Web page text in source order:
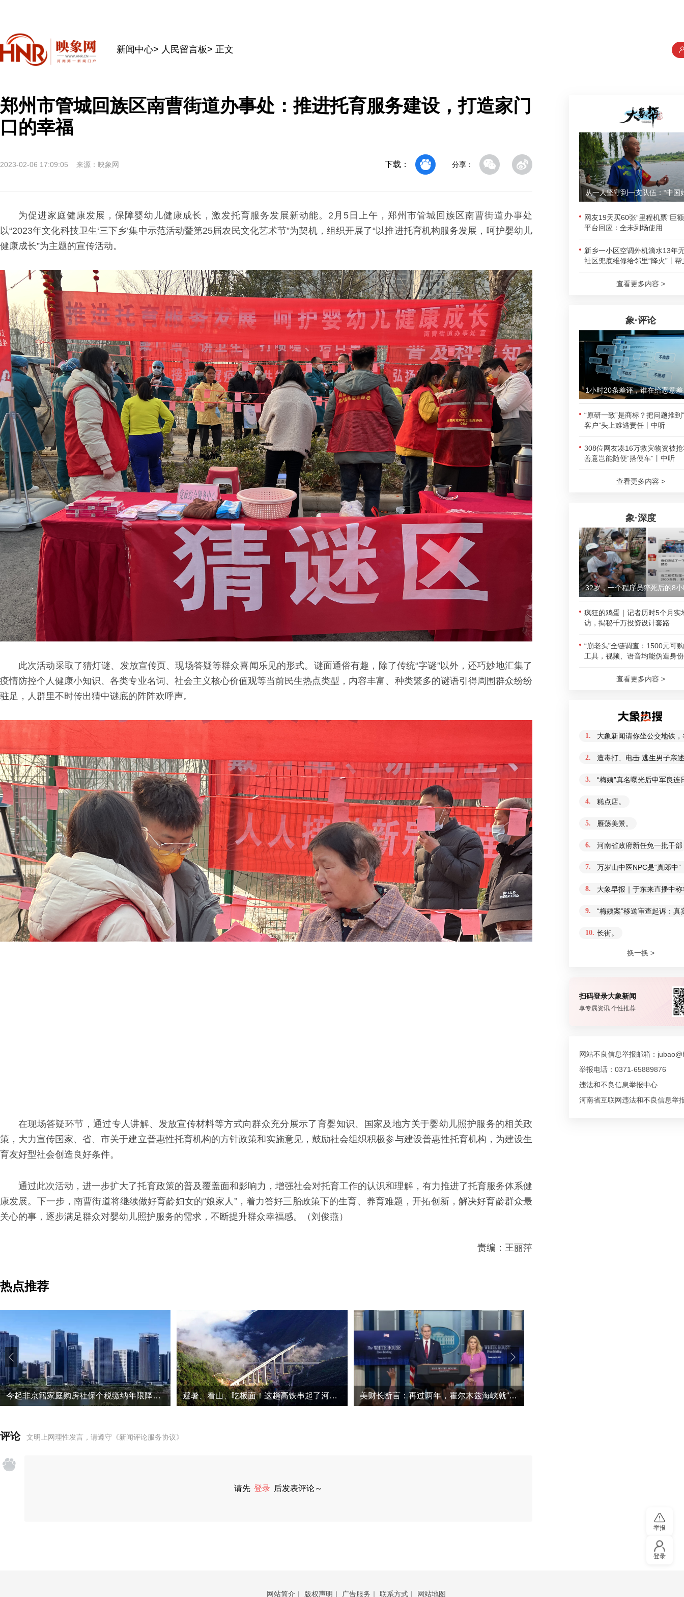
新闻中心> 人民留言板> 正文
郑州市管城回族区南曹街道办事处：推进托育服务建设，打造家门
口的幸福
2023-02-06 17:09:05 来源：映象网 下载： 分享：
为促进家庭健康发展，保障婴幼儿健康成长，激发托育服务发展新动能。2月5日上午，郑州市管城回族区南曹街道办事处
以“2023年文化科技卫生‘三下乡’集中示范活动暨第25届农民文化艺术节”为契机，组织开展了“以推进托育机构服务发展，呵护婴幼儿
健康成长”为主题的宣传活动。
此次活动采取了猜灯谜、发放宣传页、现场答疑等群众喜闻乐见的形式。谜面通俗有趣，除了传统“字谜”以外，还巧妙地汇集了
疫情防控个人健康小知识、各类专业名词、社会主义核心价值观等当前民生热点类型，内容丰富、种类繁多的谜语引得周围群众纷纷
驻足，人群里不时传出猜中谜底的阵阵欢呼声。
在现场答疑环节，通过专人讲解、发放宣传材料等方式向群众充分展示了育婴知识、国家及地方关于婴幼儿照护服务的相关政
策，大力宣传国家、省、市关于建立普惠性托育机构的方针政策和实施意见，鼓励社会组织积极参与建设普惠性托育机构，为建设生
育友好型社会创造良好条件。
通过此次活动，进一步扩大了托育政策的普及覆盖面和影响力，增强社会对托育工作的认识和理解，有力推进了托育服务体系健
康发展。下一步，南曹街道将继续做好育龄妇女的“娘家人”，着力答好三胎政策下的生育、养育难题，开拓创新，解决好育龄群众最
关心的事，逐步满足群众对婴幼儿照护服务的需求，不断提升群众幸福感。（刘俊燕）
责编：王丽萍
热点推荐
今起非京籍家庭购房社保个税缴纳年限降为一年 避暑、看山、吃板面！这趟高铁串起了河南山水与古城 美财长断言：再过两年，霍尔木兹海峡就“不重要”了
评论 文明上网理性发言，请遵守 《新闻评论服务协议》
请先 登录 后发表评论～
网友19天买60张“里程机票”巨
平台回应：全未到场使用
新乡一小区空调外机滴水13年
社区兜底维修给邻里“降火”丨帮
查看更多内容 >
象·评论
“原研一致”是商标？把问题推到
客户”头上难逃责任丨中听
308位网友凑16万救灾物资被
善意岂能随便“搭便车”丨中听
查看更多内容 >
象·深度
32岁，一个程序员猝死后的8
疯狂的鸡蛋｜记者历时5个月实
访，揭秘千万投资设计套路
“崩老头”全链调查：1500元可
工具，视频、语音均能伪造身份
查看更多内容 >
1. 大象新闻请你坐公交地铁
2. 遭毒打、电击 逃生男子亲
3. “梅姨”真名曝光后申军良
4. 糕点店。
5. 雁荡美景。
6. 河南省政府新任免一批干部
7. 万岁山中医NPC是“真郎中
8. 大象早报｜于东来直播中
9. “梅姨案”移送审查起诉：
10. 长街。
换一换 >
扫码登录大象新闻
享专属资讯 个性推荐
网站不良信息举报邮箱：
举报电话：0371-65889876
违法和不良信息举报中心
河南省互联网违法和不良信息举
网站简介 ｜ 版权声明 ｜ 广告服务 ｜ 联系方式 ｜ 网站地图
举报
登录